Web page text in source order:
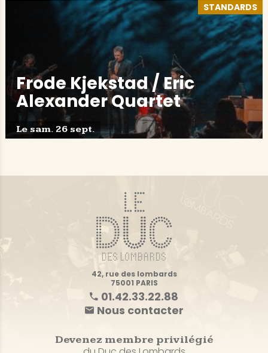
STANDARDS
Frode Kjekstad / Eric
Alexander Quartet
Le sam. 26 sept.
42, rue des lombards
75001 PARIS
01.42.33.22.88
Nous contacter
Devenez membre privilégié